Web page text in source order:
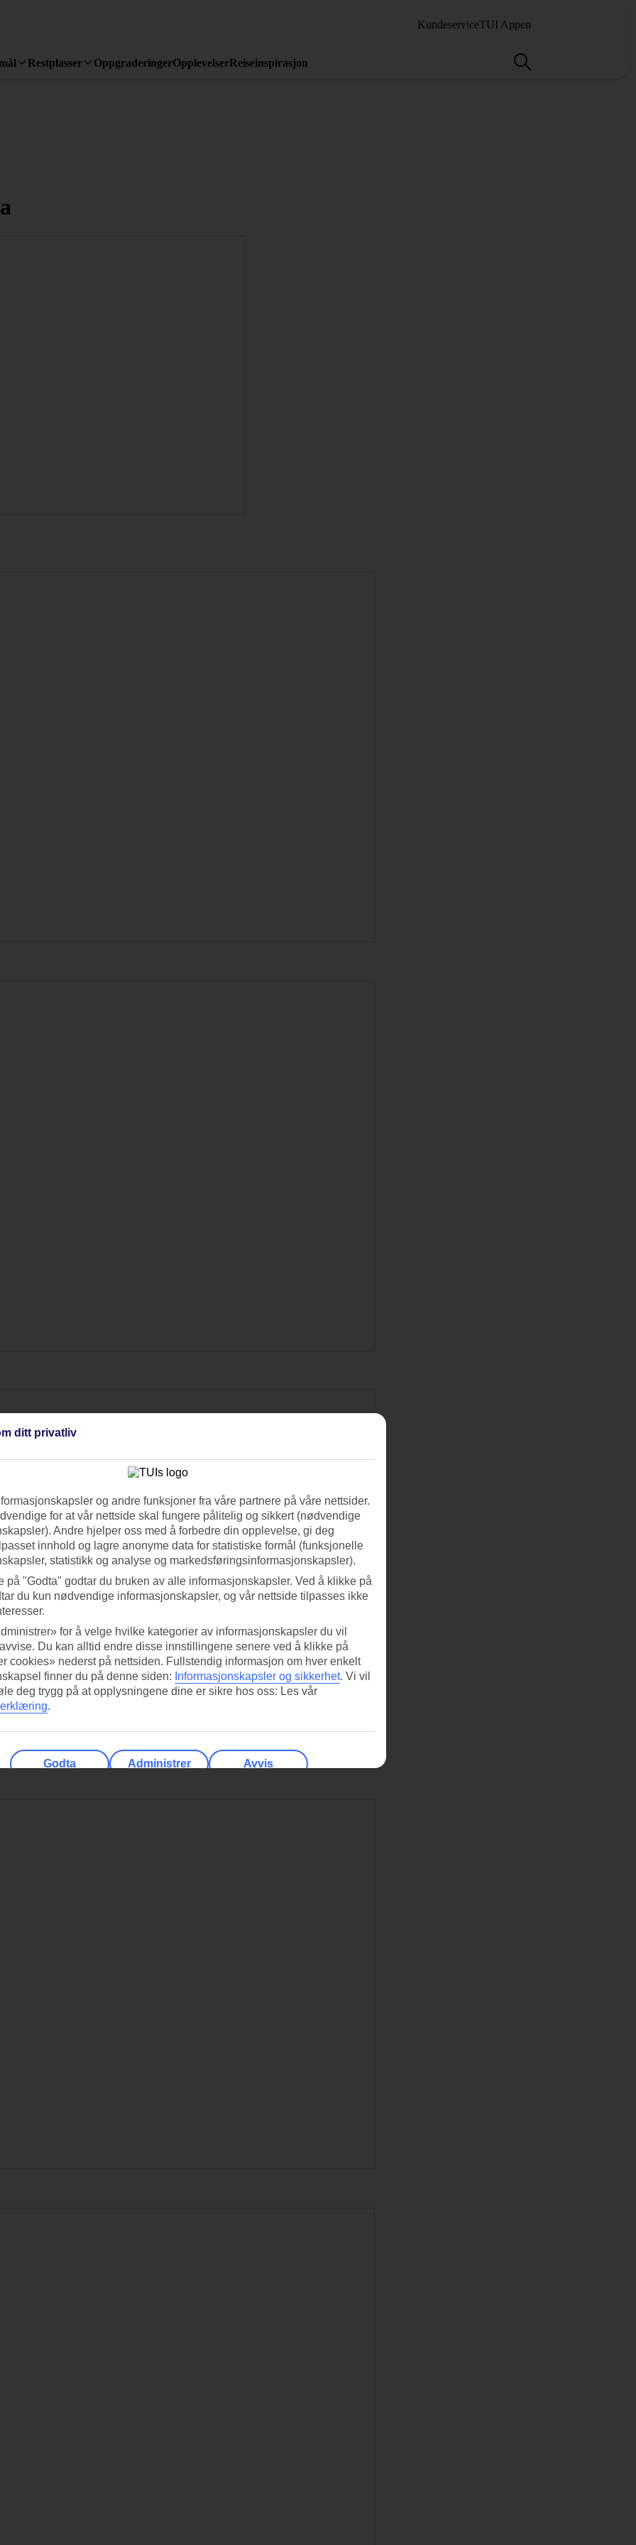
KundeserviceTUI Appen
Restplasser OppgraderingerOpplevelserReiseinspirasjon
ditt privatliv
og andre funksjoner fra våre partnere på våre nettsider.
for at vår nettside skal fungere pålitelig og sikkert (nødvendige
Andre hjelper oss med å forbedre din opplevelse, gi deg
innhold og lagre anonyme data for statistiske formål (funksjonelle
statistikk og analyse og markedsføringsinformasjonskapsler).
på "Godta" godtar du bruken av alle informasjonskapsler. Ved å klikke på
du kun nødvendige informasjonskapsler, og vår nettside tilpasses ikke
for å velge hvilke kategorier av informasjonskapsler du vil
Du kan alltid endre disse innstillingene senere ved å klikke på
cookies» nederst på nettsiden. Fullstendig informasjon om hver enkelt
finner du på denne siden: Informasjonskapsler og sikkerhet. Vi vil
deg trygg på at opplysningene dine er sikre hos oss: Les vår
.
Godta Administrer Avvis